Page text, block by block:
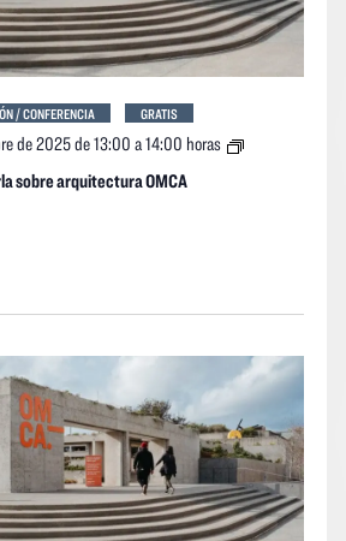
sobre arquitectura OMCA
de 2025 de 13:00 a14:00 horas
Paseo
/ CONFERENCIA GRATIS